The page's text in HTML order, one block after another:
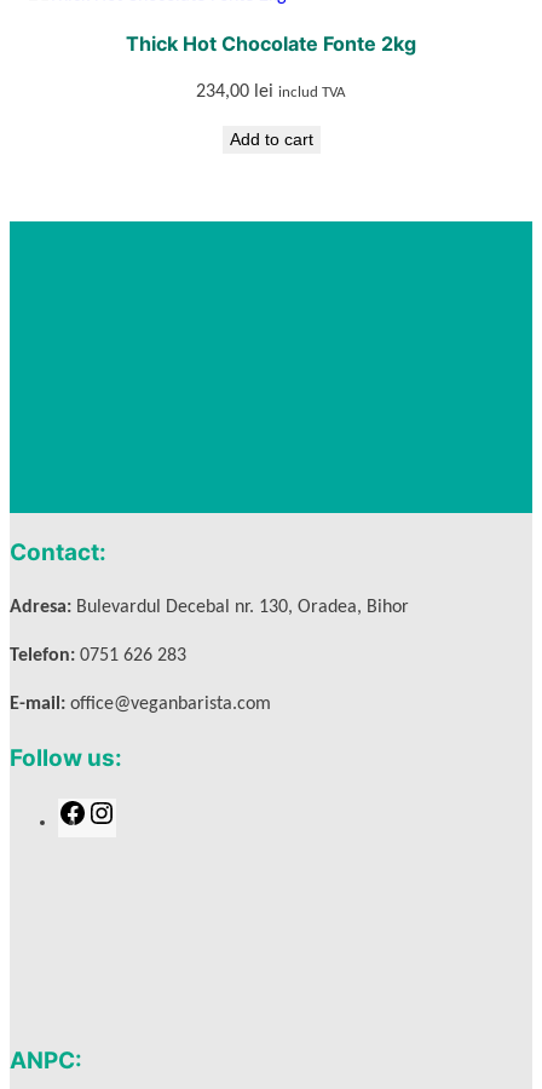
Thick Hot Chocolate Fonte 2kg
234,00 lei includ TVA
Add to cart
Contact:
Adresa: Bulevardul Decebal nr. 130, Oradea, Bihor
Telefon: 0751 626 283
E-mail: office@veganbarista.com
Follow us:
F
ANPC: